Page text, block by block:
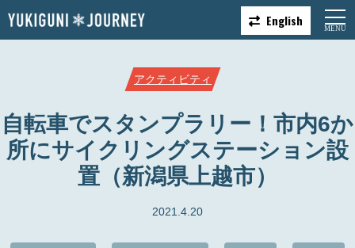
English
アクティビティ
自転車でスタンプラリー！市内6か
所にサイクリングステーション設
置（新潟県上越市）
2021.4.20